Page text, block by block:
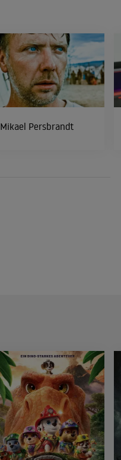
Mikael Persbrandt